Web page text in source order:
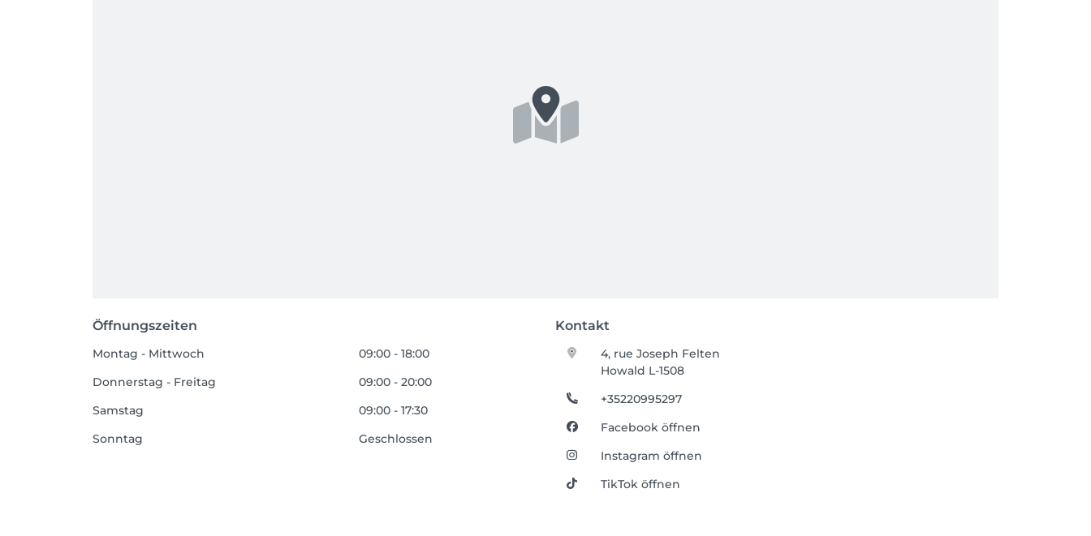
Öffnungszeiten Kontakt
Montag - Mittwoch
09:00 - 18:00
Donnerstag - Freitag
09:00 - 20:00
Samstag
09:00 - 17:30
Sonntag
Geschlossen
4, rue Joseph Felten
Howald L-1508
+35220995297
Facebook öffnen
Instagram öffnen
TikTok öffnen